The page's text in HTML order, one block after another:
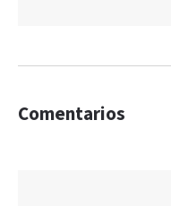
Comentarios